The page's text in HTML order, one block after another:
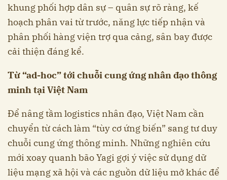
khung phối hợp dân sự – quân sự rõ ràng, kế
hoạch phân vai từ trước, năng lực tiếp nhận và
phân phối hàng viện trợ qua cảng, sân bay được
cải thiện đáng kể.
Từ “ad-hoc” tới chuỗi cung ứng nhân đạo thông
minh tại Việt Nam
Để nâng tầm logistics nhân đạo, Việt Nam cần
chuyển từ cách làm “tùy cơ ứng biến” sang tư duy
chuỗi cung ứng thông minh. Những nghiên cứu
mới xoay quanh bão Yagi gợi ý việc sử dụng dữ
liệu mạng xã hội và các nguồn dữ liệu mở khác để